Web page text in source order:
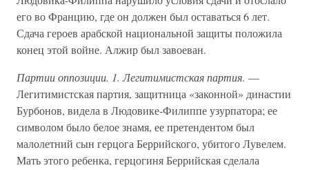
его во Францию, где он должен был оставаться 6 лет.
Сдача героев арабской национальной защиты положила
конец этой войне. Алжир был завоеван.
Партии оппозиции. 1. Легитимистская партия. —
Легитимистская партия, защитница «законной» династии
Бурбонов, видела в Людовике-Филиппе узурпатора; ее
символом было белое знамя, ее претендентом был
малолетний сын герцога Беррийского, убитого Лувелем.
Мать этого ребенка, герцогиня Беррийская сделала